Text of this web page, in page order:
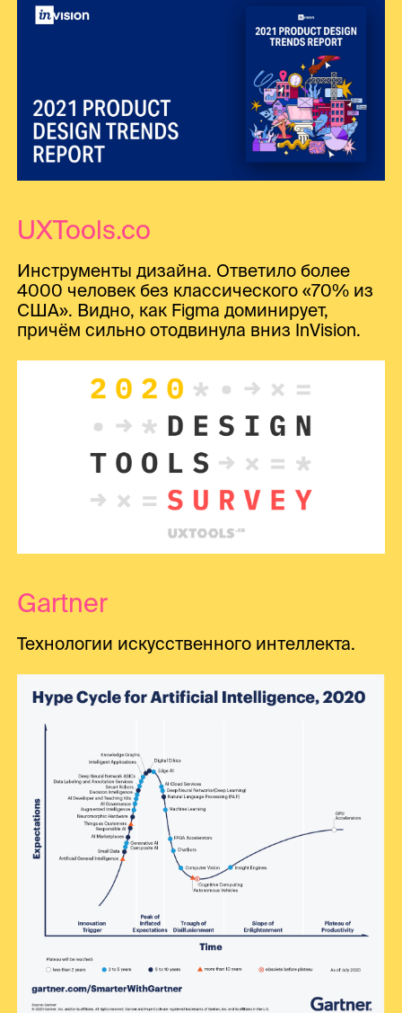
UXTools.co
Инструменты дизайна. Ответило более
4000 человек без классического «70% из
США». Видно, как Figma доминирует,
причём сильно отодвинула вниз InVision.
Gartner
Технологии искусственного интеллекта.